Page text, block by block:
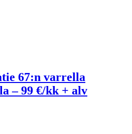
67:n varrella
– 99 €/kk + alv